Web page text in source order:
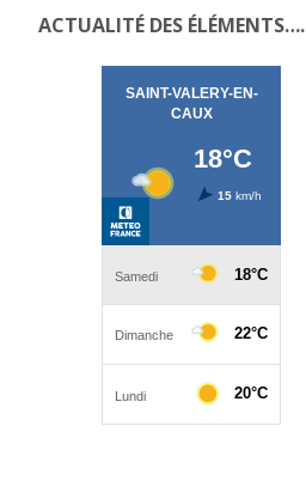
ACTUALITÉ DES ÉLÉMENTS….